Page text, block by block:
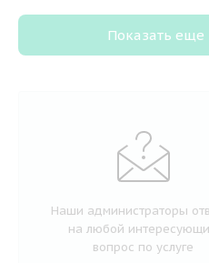
Показать еще
Наши администраторы
на любой
вопрос по услуге